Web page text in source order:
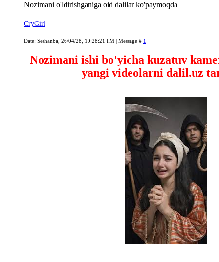
Nozimani o'ldirishganiga oid dalilar ko'paymoqda
CryGirl
Date: Seshanba, 26/04/28, 10:28:21 PM | Message # 1
Nozimani ishi bo'yicha kuzatuv
yangi videolarni dalil.uz